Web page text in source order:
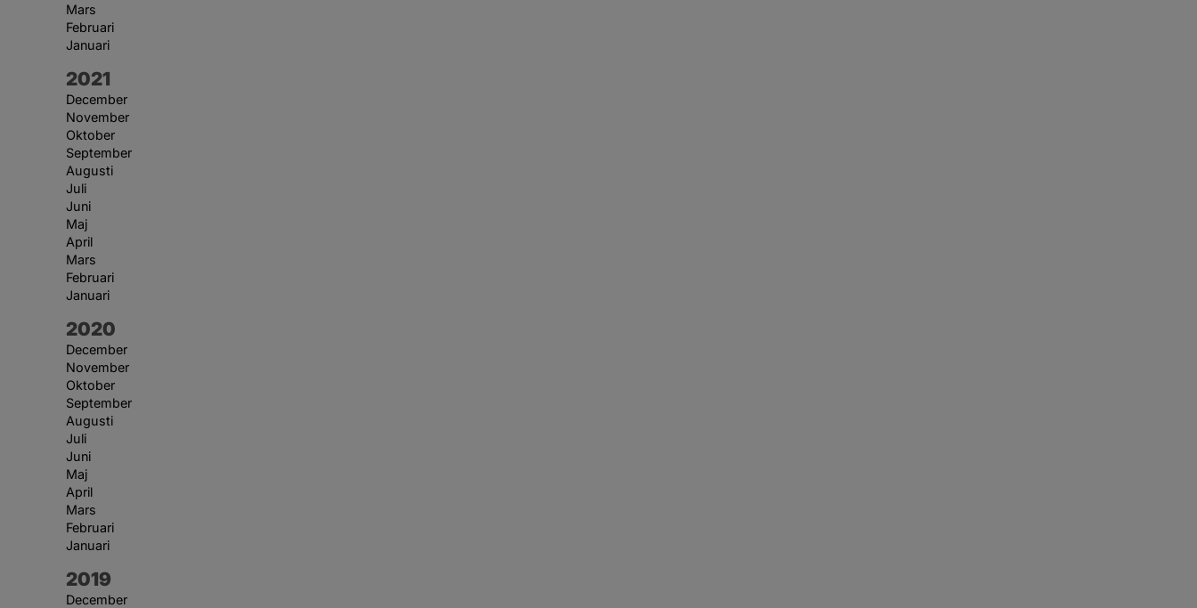
Mars
Februari
Januari
År:
2021
December
November
Oktober
September
Augusti
Juli
Juni
Maj
April
Mars
Februari
Januari
År:
2020
December
November
Oktober
September
Augusti
Juli
Juni
Maj
April
Mars
Februari
Januari
År:
2019
December